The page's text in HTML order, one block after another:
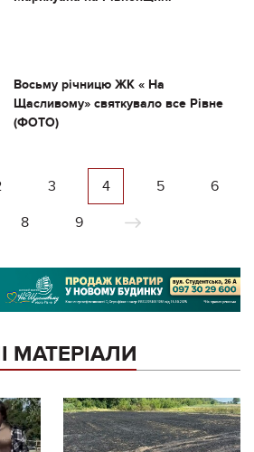
Восьму річницю ЖК « На
Щасливому» святкувало все Рівне
(ФОТО)
3 4 5
6
8 9
МАТЕРІАЛИ